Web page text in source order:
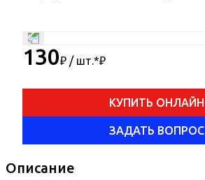
130₽ / шт.*₽
КУПИТЬ ОНЛАЙН
ЗАДАТЬ ВОПРОС
Описание